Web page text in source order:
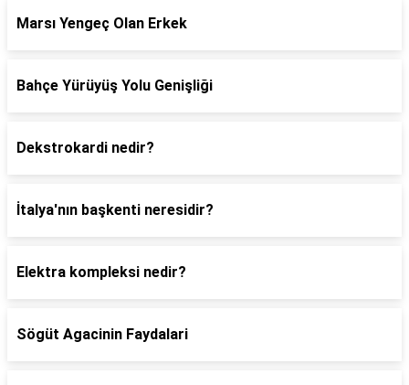
Marsı Yengeç Olan Erkek
Bahçe Yürüyüş Yolu Genişliği
Dekstrokardi nedir?
İtalya'nın başkenti neresidir?
Elektra kompleksi nedir?
Sögüt Agacinin Faydalari